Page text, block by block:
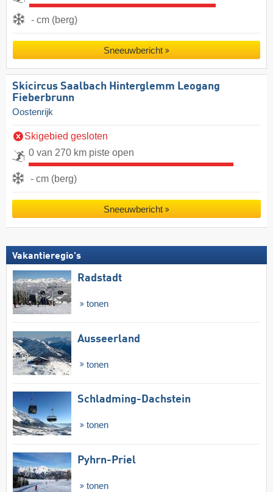
- cm (berg)
Sneeuwbericht
Skicircus Saalbach Hinterglemm Leogang
Fieberbrunn
Oostenrijk
Skigebied gesloten
0 van 270 km piste open
- cm (berg)
Sneeuwbericht
Vakantieregio's
Radstadt
tonen
Ausseerland
tonen
Schladming-Dachstein
tonen
Pyhrn-Priel
tonen